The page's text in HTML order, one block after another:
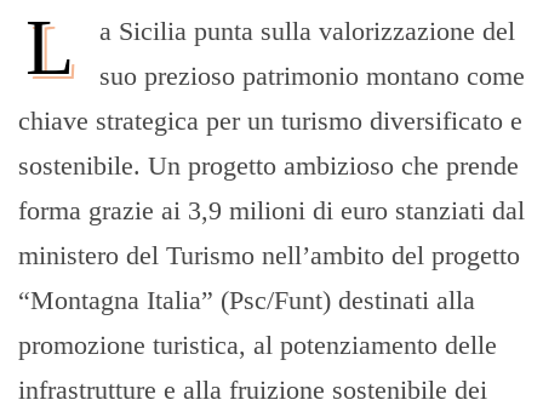
L
a Sicilia punta sulla valorizzazione del
suo prezioso patrimonio montano come
chiave strategica per un turismo diversificato e
sostenibile. Un progetto ambizioso che prende
forma grazie ai 3,9 milioni di euro stanziati dal
ministero del Turismo nell’ambito del progetto
“Montagna Italia” (Psc/Funt) destinati alla
promozione turistica, al potenziamento delle
infrastrutture e alla fruizione sostenibile dei